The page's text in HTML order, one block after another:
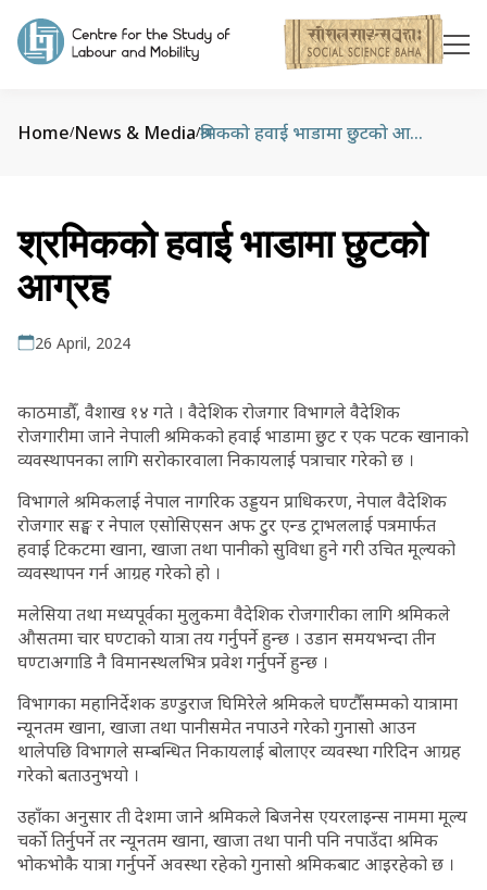
Home/News & Media/ श्रमिकको हवाई भाडामा छुटको आग्रह
श्रमिकको हवाई भाडामा छुटको
आग्रह
26 April, 2024
काठमाडौँ, वैशाख १४ गते । वैदेशिक रोजगार विभागले वैदेशिक
रोजगारीमा जाने नेपाली श्रमिकको हवाई भाडामा छुट र एक पटक खानाको
व्यवस्थापनका लागि सरोकारवाला निकायलाई पत्राचार गरेको छ ।
विभागले श्रमिकलाई नेपाल नागरिक उड्डयन प्राधिकरण, नेपाल वैदेशिक
रोजगार सङ्घ र नेपाल एसोसिएसन अफ टुर एन्ड ट्राभललाई पत्रमार्फत
हवाई टिकटमा खाना, खाजा तथा पानीको सुविधा हुने गरी उचित मूल्यको
व्यवस्थापन गर्न आग्रह गरेको हो ।
मलेसिया तथा मध्यपूर्वका मुलुकमा वैदेशिक रोजगारीका लागि श्रमिकले
औसतमा चार घण्टाको यात्रा तय गर्नुपर्ने हुन्छ । उडान समयभन्दा तीन
घण्टाअगाडि नै विमानस्थलभित्र प्रवेश गर्नुपर्ने हुन्छ ।
विभागका महानिर्देशक डण्डुराज घिमिरेले श्रमिकले घण्टौँसम्मको यात्रामा
न्यूनतम खाना, खाजा तथा पानीसमेत नपाउने गरेको गुनासो आउन
थालेपछि विभागले सम्बन्धित निकायलाई बोलाएर व्यवस्था गरिदिन आग्रह
गरेको बताउनुभयो ।
उहाँका अनुसार ती देशमा जाने श्रमिकले बिजनेस एयरलाइन्स नाममा मूल्य
चर्को तिर्नुपर्ने तर न्यूनतम खाना, खाजा तथा पानी पनि नपाउँदा श्रमिक
भोकभोकै यात्रा गर्नुपर्ने अवस्था रहेको गुनासो श्रमिकबाट आइरहेको छ ।